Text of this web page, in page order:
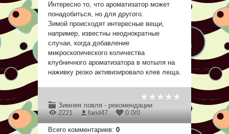
Интересно то, что ароматизатор может
понадобиться, но для другого.
Зимой происходят интересные вещи,
например, известны неоднократные
случаи, когда добавление
микроскопического количества
клубничного ароматизатора в мотыля на
наживку резко активизировало клев леща.
Зимняя ловля - рекомендации
2221
farid47 0.0/0
Всего комментариев: 0